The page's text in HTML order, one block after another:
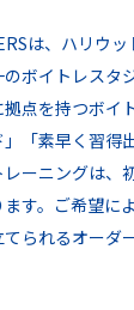
は、ハリウ
ボイトレスタ
点を持つボイ
「素早く習得
ーニングは、
す。ご希望に
られるオーダ